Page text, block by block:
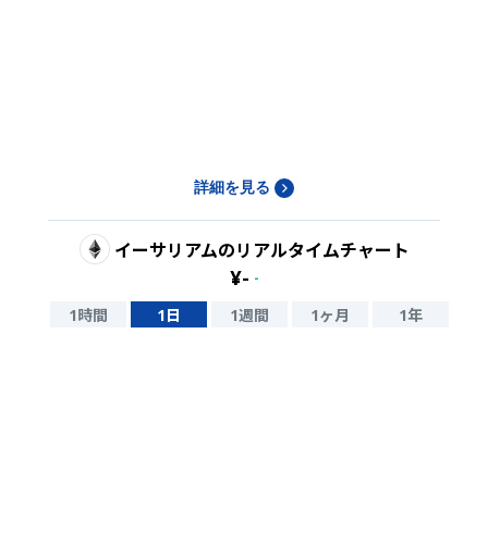
詳細を見る
イーサリアムのリアルタイムチャート
¥- -
1時間 1日 1週間 1ヶ月 1年